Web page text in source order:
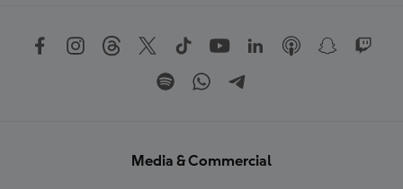
Media & Commercial